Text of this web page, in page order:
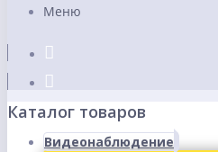
Меню
Каталог товаров
Видеонаблюдение